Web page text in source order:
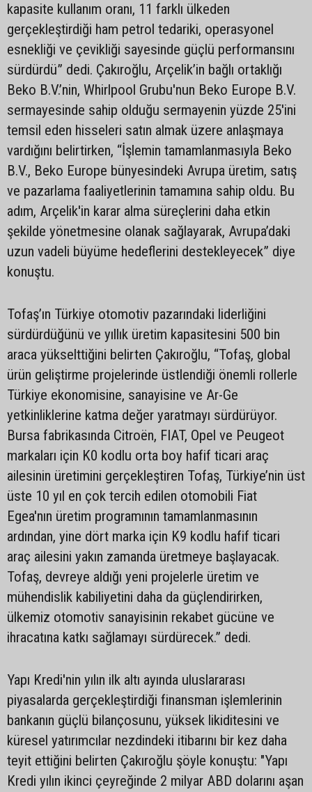
kapasite kullanım oranı, 11 farklı ülkeden
gerçekleştirdiği ham petrol tedariki, operasyonel
esnekliği ve çevikliği sayesinde güçlü performansını
sürdürdü” dedi. Çakıroğlu, Arçelik’in bağlı ortaklığı
Beko B.V.’nin, Whirlpool Grubu'nun Beko Europe B.V.
sermayesinde sahip olduğu sermayenin yüzde 25'ini
temsil eden hisseleri satın almak üzere anlaşmaya
vardığını belirtirken, “İşlemin tamamlanmasıyla Beko
B.V., Beko Europe bünyesindeki Avrupa üretim, satış
ve pazarlama faaliyetlerinin tamamına sahip oldu. Bu
adım, Arçelik'in karar alma süreçlerini daha etkin
şekilde yönetmesine olanak sağlayarak, Avrupa’daki
uzun vadeli büyüme hedeflerini destekleyecek” diye
konuştu.
Tofaş’ın Türkiye otomotiv pazarındaki liderliğini
sürdürdüğünü ve yıllık üretim kapasitesini 500 bin
araca yükselttiğini belirten Çakıroğlu, “Tofaş, global
ürün geliştirme projelerinde üstlendiği önemli rollerle
Türkiye ekonomisine, sanayisine ve Ar-Ge
yetkinliklerine katma değer yaratmayı sürdürüyor.
Bursa fabrikasında Citroën, FIAT, Opel ve Peugeot
markaları için K0 kodlu orta boy hafif ticari araç
ailesinin üretimini gerçekleştiren Tofaş, Türkiye’nin üst
üste 10 yıl en çok tercih edilen otomobili Fiat
Egea'nın üretim programının tamamlanmasının
ardından, yine dört marka için K9 kodlu hafif ticari
araç ailesini yakın zamanda üretmeye başlayacak.
Tofaş, devreye aldığı yeni projelerle üretim ve
mühendislik kabiliyetini daha da güçlendirirken,
ülkemiz otomotiv sanayisinin rekabet gücüne ve
ihracatına katkı sağlamayı sürdürecek.” dedi.
Yapı Kredi'nin yılın ilk altı ayında uluslararası
piyasalarda gerçekleştirdiği finansman işlemlerinin
bankanın güçlü bilançosunu, yüksek likiditesini ve
küresel yatırımcılar nezdindeki itibarını bir kez daha
teyit ettiğini belirten Çakıroğlu şöyle konuştu: "Yapı
Kredi yılın ikinci çeyreğinde 2 milyar ABD dolarını aşan